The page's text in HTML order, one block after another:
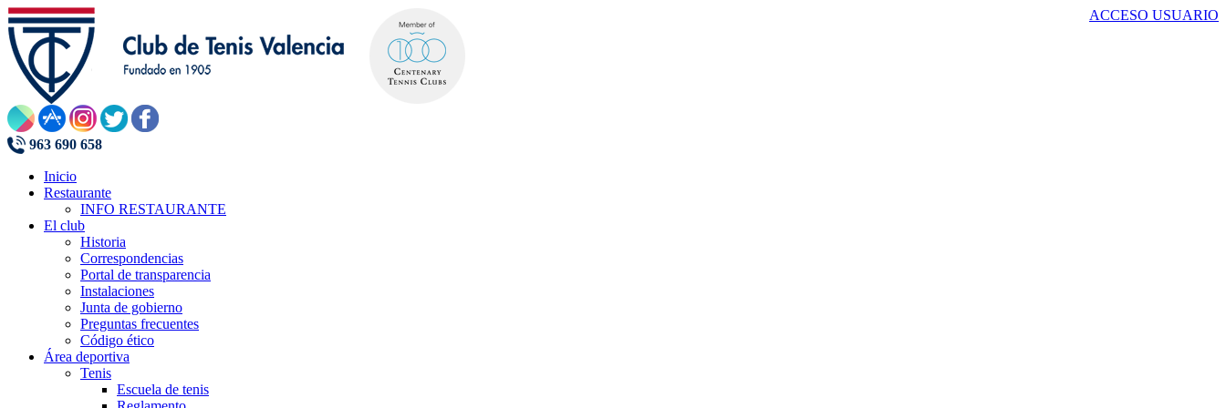
ACCESO USUARIO
963 690 658
Inicio
Restaurante
INFO RESTAURANTE
El club
Historia
Correspondencias
Portal de transparencia
Instalaciones
Junta de gobierno
Preguntas frecuentes
Código ético
Área deportiva
Tenis
Escuela de tenis